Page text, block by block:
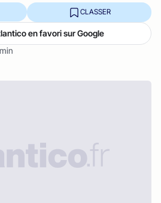
CLASSER
en favori sur Google